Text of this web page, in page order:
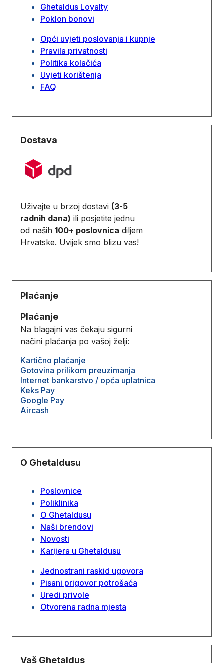
Ghetaldus Loyalty
Poklon bonovi
Opći uvjeti poslovanja i kupnje
Pravila privatnosti
Politika kolačića
Uvjeti korištenja
FAQ
Dostava
Uživajte u brzoj dostavi (3-5
radnih dana) ili posjetite jednu
od naših 100+ poslovnica diljem
Hrvatske. Uvijek smo blizu vas!
Plaćanje
Plaćanje
Na blagajni vas čekaju sigurni
načini plaćanja po vašoj želji:
Kartično plaćanje
Gotovina prilikom preuzimanja
Internet bankarstvo / opća uplatnica
Keks Pay
Google Pay
Aircash
O Ghetaldusu
Poslovnice
Poliklinika
O Ghetaldusu
Naši brendovi
Novosti
Karijera u Ghetaldusu
Jednostrani raskid ugovora
Pisani prigovor potrošaća
Uredi privole
Otvorena radna mjesta
Vaš Ghetaldus